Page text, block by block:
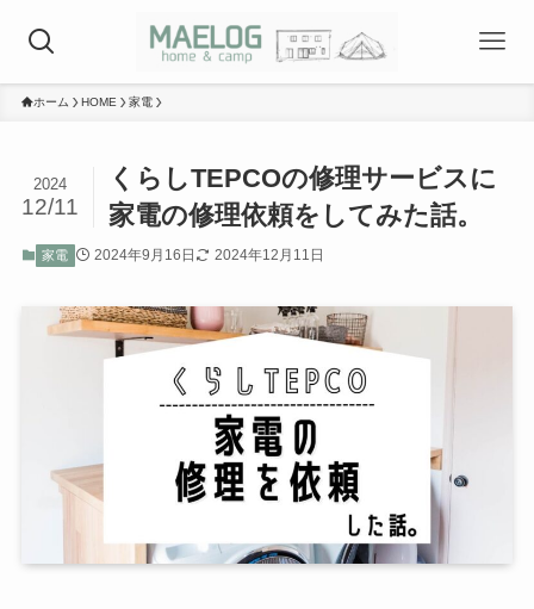
ホーム HOME 家電
くらしTEPCOの修理サービスに
家電の修理依頼をしてみた話。
2024
12/11
家電 2024年9月16日 2024年12月11日